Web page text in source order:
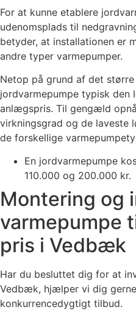
For at kunne etablere
udenomsplads til
betyder, at installationen er
andre typer varmepumper.
Netop på grund af det
jordvarmepumpe typisk den
anlægspris. Til gengæld
virkningsgrad og de laveste
de forskellige
En jordvarmepumpe
110.000 og 200.000 kr.
Montering og
varmepumpe
pris i Vedbæk
Har du besluttet dig for at
Vedbæk, hjælper vi dig
konkurrencedygtigt tilbud.